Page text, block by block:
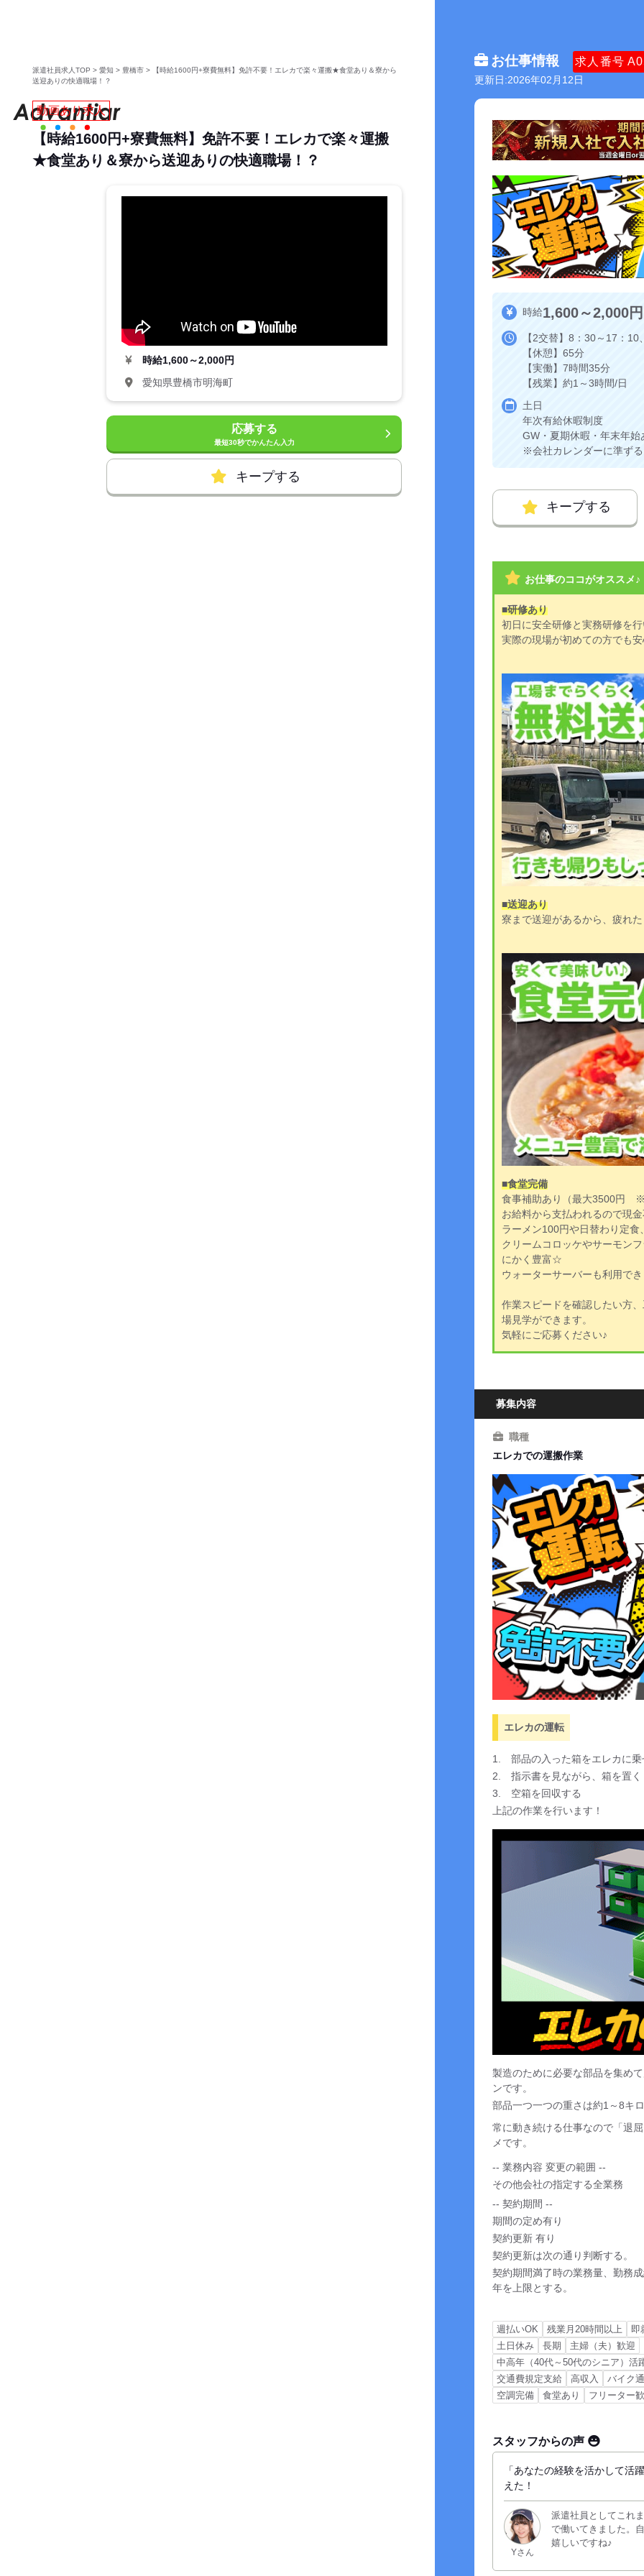
派遣社員求人TOP >愛知 > 豊橋市 >
【時給1600円+寮費無料】免許不要！エレカで楽々運搬★食堂あり＆寮から
送迎ありの快適職場！？
動画あり求人
【時給1600円+寮費無料】免許不要！エレカで楽々運搬
★食堂あり＆寮から送迎ありの快適職場！？
時給1,600～2,000円
愛知県豊橋市明海町
応募する
最短30秒でかんたん入力
キープする
お仕事情報 求人番号
更新日:2026年02月12日
時給1,600～2,000円
【2交替】8：30～17：
【休憩】65分
【実働】7時間35分
【残業】約1～3時間/日
土日
年次有給休暇制度
GW・夏期休暇・年末年始
※会社カレンダーに準ずる
キープする
お仕事のココがオススメ♪
■研修あり
初日に安全研修と実務研修を
実際の現場が初めての方でも
■送迎あり
寮まで送迎があるから、疲れ
■食堂完備
食事補助あり（最大3500円
お給料から支払われるので現
ラーメン100円や日替わり定食
クリームコロッケやサーモン
にかく豊富☆
ウォーターサーバーも利用で
作業スピードを確認したい方
場見学ができます。
気軽にご応募ください♪
募集内容
職種
エレカでの運搬作業
エレカの運転
1. 部品の入った箱をエレカに乗
2. 指示書を見ながら、箱を置く
3. 空箱を回収する
上記の作業を行います！
製造のために必要な部品を集め
ンです。
部品一つ一つの重さは約1～8キ
常に動き続ける仕事なので「退
メです。
-- 業務内容 変更の範囲 --
その他会社の指定する全業務
-- 契約期間 --
期間の定め有り
契約更新 有り
契約更新は次の通り判断する。
契約期間満了時の業務量、勤務
年を上限とする。
週払いOK 残業月20時間以上
即
土日休み
長期
主婦（夫）歓迎
中高年（40代～50代のシニア）活
交通費規定支給
高収入
バイク
空調完備
食堂あり フリーター
スタッフからの声
「あなたの経験を活かして活
えた！
Yさん
派遣社員としてこれ
で働いてきました。
嬉しいですね♪